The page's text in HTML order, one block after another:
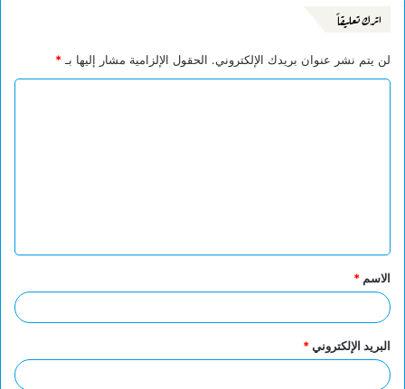
اترك تعليقاً
لن يتم نشر عنوان بريدك الإلكتروني. الحقول الإلزامية مشار إليها بـ *
ق
*
الاسم *
البريد الإلكتروني*